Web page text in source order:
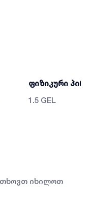
ფიზიკური პირი
1.5 GEL
იხილოთ